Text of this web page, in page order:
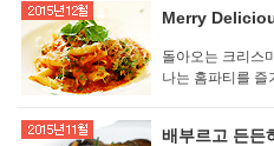
Merry
돌아오는 크리스
나는 홈파티를 즐
배부르고 든든